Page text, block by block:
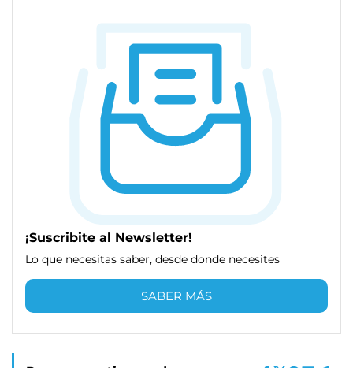
¡Suscribite al Newsletter!
Lo que necesitas saber, desde donde necesites
SABER MÁS